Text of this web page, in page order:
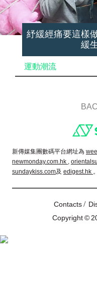
紓緩經痛要這樣
緩
運動潮流
新傳媒集團數碼平台網址為
newmonday.com.hk ,
sundaykiss.com及 edigest.hk 。
Contacts/
Copyright ©